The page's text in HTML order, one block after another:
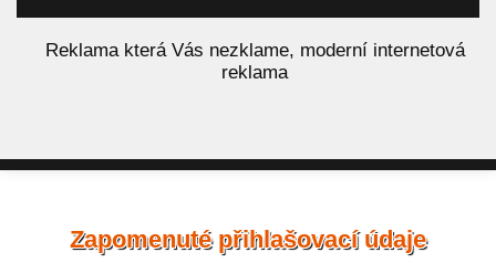
Reklama která Vás nezklame, moderní internetová
reklama
Zapomenuté přihlašovací údaje